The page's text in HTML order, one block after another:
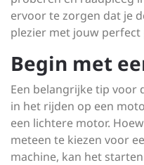
ervoor te zorgen dat je
plezier met jouw
Begin met
Een belangrijke tip voor
in het rijden op een
een lichtere motor.
meteen te kiezen voor
machine, kan het